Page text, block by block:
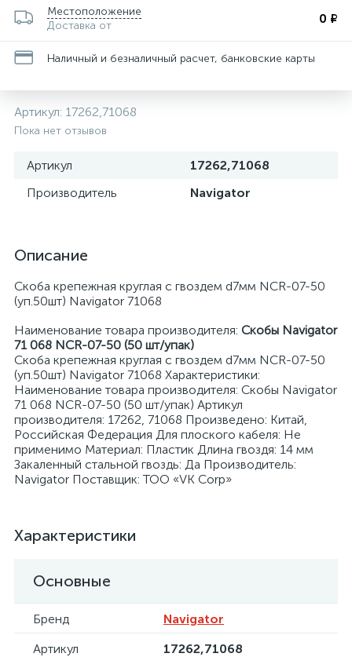
Местоположение
Доставка от
0 ₽
Наличный и безналичный расчет, банковские карты
Артикул: 17262,71068
Пока нет отзывов
Артикул
17262,71068
Производитель
Navigator
Описание
Скоба крепежная круглая с гвоздем d7мм NCR-07-50
(уп.50шт) Navigator 71068
Наименование товара производителя: Скобы Navigator
71 068 NCR-07-50 (50 шт/упак)
Скоба крепежная круглая с гвоздем d7мм NCR-07-50
(уп.50шт) Navigator 71068 Характеристики:
Наименование товара производителя: Скобы Navigator
71 068 NCR-07-50 (50 шт/упак) Артикул
производителя: 17262, 71068 Произведено: Китай,
Российская Федерация Для плоского кабеля: Не
применимо Материал: Пластик Длина гвоздя: 14 мм
Закаленный стальной гвоздь: Да Производитель:
Navigator Поставщик: ТОО «VK Corp»
Характеристики
Основные
Бренд
Navigator
Артикул
17262,71068